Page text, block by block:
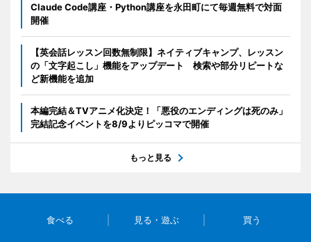
Claude Code講座・Python講座を永田町にて毎週無料で対面
開催
【英会話レッスン回数無制限】ネイティブキャンプ、レッスン
の「文字起こし」機能をアップデート 検索や部分リピートな
ど新機能を追加
本編完結＆TVアニメ化決定！「悪役のエンディングは死のみ」
完結記念イベントを8/9よりピッコマで開催
もっと見る
食べる 見る・遊ぶ 買う